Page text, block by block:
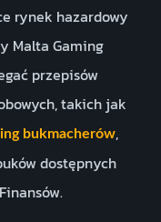
rynek hazardowy
Malta Gaming
przepisów
takich jak
bukmacherów,
dostępnych